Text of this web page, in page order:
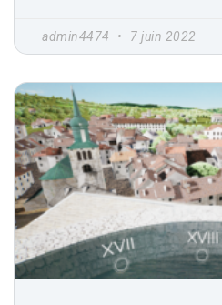
admin4474 7 juin 2022